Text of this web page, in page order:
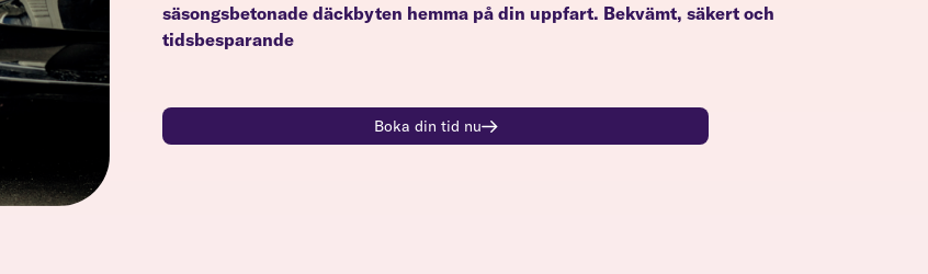
säsongsbetonade däckbyten hemma på din uppfart. Bekvämt, säkert och
tidsbesparande
Boka din tid nu